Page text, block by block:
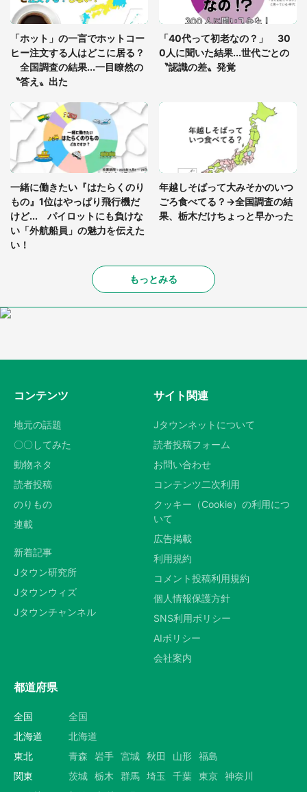
「通勤特快乗車中に襲ってきた、急激な腹痛。我慢
の限界を迎え、途中で電車を降りようとしたけれ
ど...」（東京都・30代女性）
「ホット」の一言でホットコー
ヒー注文する人はどこに居る？
全国調査の結果...一目瞭然の
〝答え〟出た
「40代って初老なの？」 30
0人に聞いた結果...世代ごとの
〝認識の差〟発覚
一緒に働きたい『はたらくのり
もの』1位はやっぱり飛行機だ
けど... パイロットにも負けな
い「外航船員」の魅力を伝えた
い！
年越しそばって大みそかのいつ
ごろ食べてる？→全国調査の結
果、栃木だけちょっと早かった
もっとみる
コンテンツ
地元の話題
〇〇してみた
動物ネタ
読者投稿
のりもの
連載
新着記事
Jタウン研究所
Jタウンウィズ
Jタウンチャンネル
サイト関連
Jタウンネットについて
読者投稿フォーム
お問い合わせ
コンテンツ二次利用
クッキー（Cookie）の利用につ
いて
広告掲載
利用規約
コメント投稿利用規約
個人情報保護方針
SNS利用ポリシー
AIポリシー
会社案内
都道府県
全国
全国
北海道
北海道
東北
青森 岩手 宮城 秋田 山形 福島
関東
茨城 栃木 群馬 埼玉 千葉 東京 神奈川